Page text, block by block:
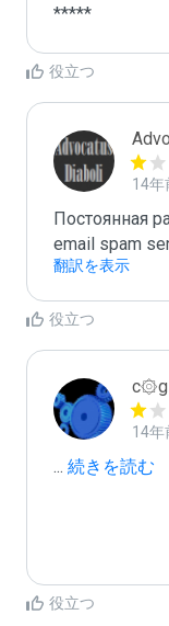
*****
役立つ
14年
Постоянная
email spam
翻訳を表示
役立つ
c۞g
14年
... 続きを読む
役立つ